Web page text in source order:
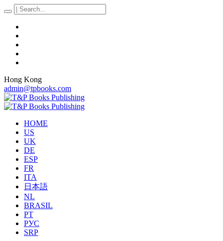
Hong Kong
admin@tpbooks.com
HOME
US
UK
DE
ESP
FR
ITA
日本語
NL
BRASIL
PT
РУС
SRP